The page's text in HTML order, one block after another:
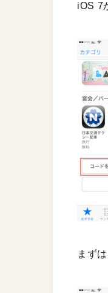
iOS 7
まず